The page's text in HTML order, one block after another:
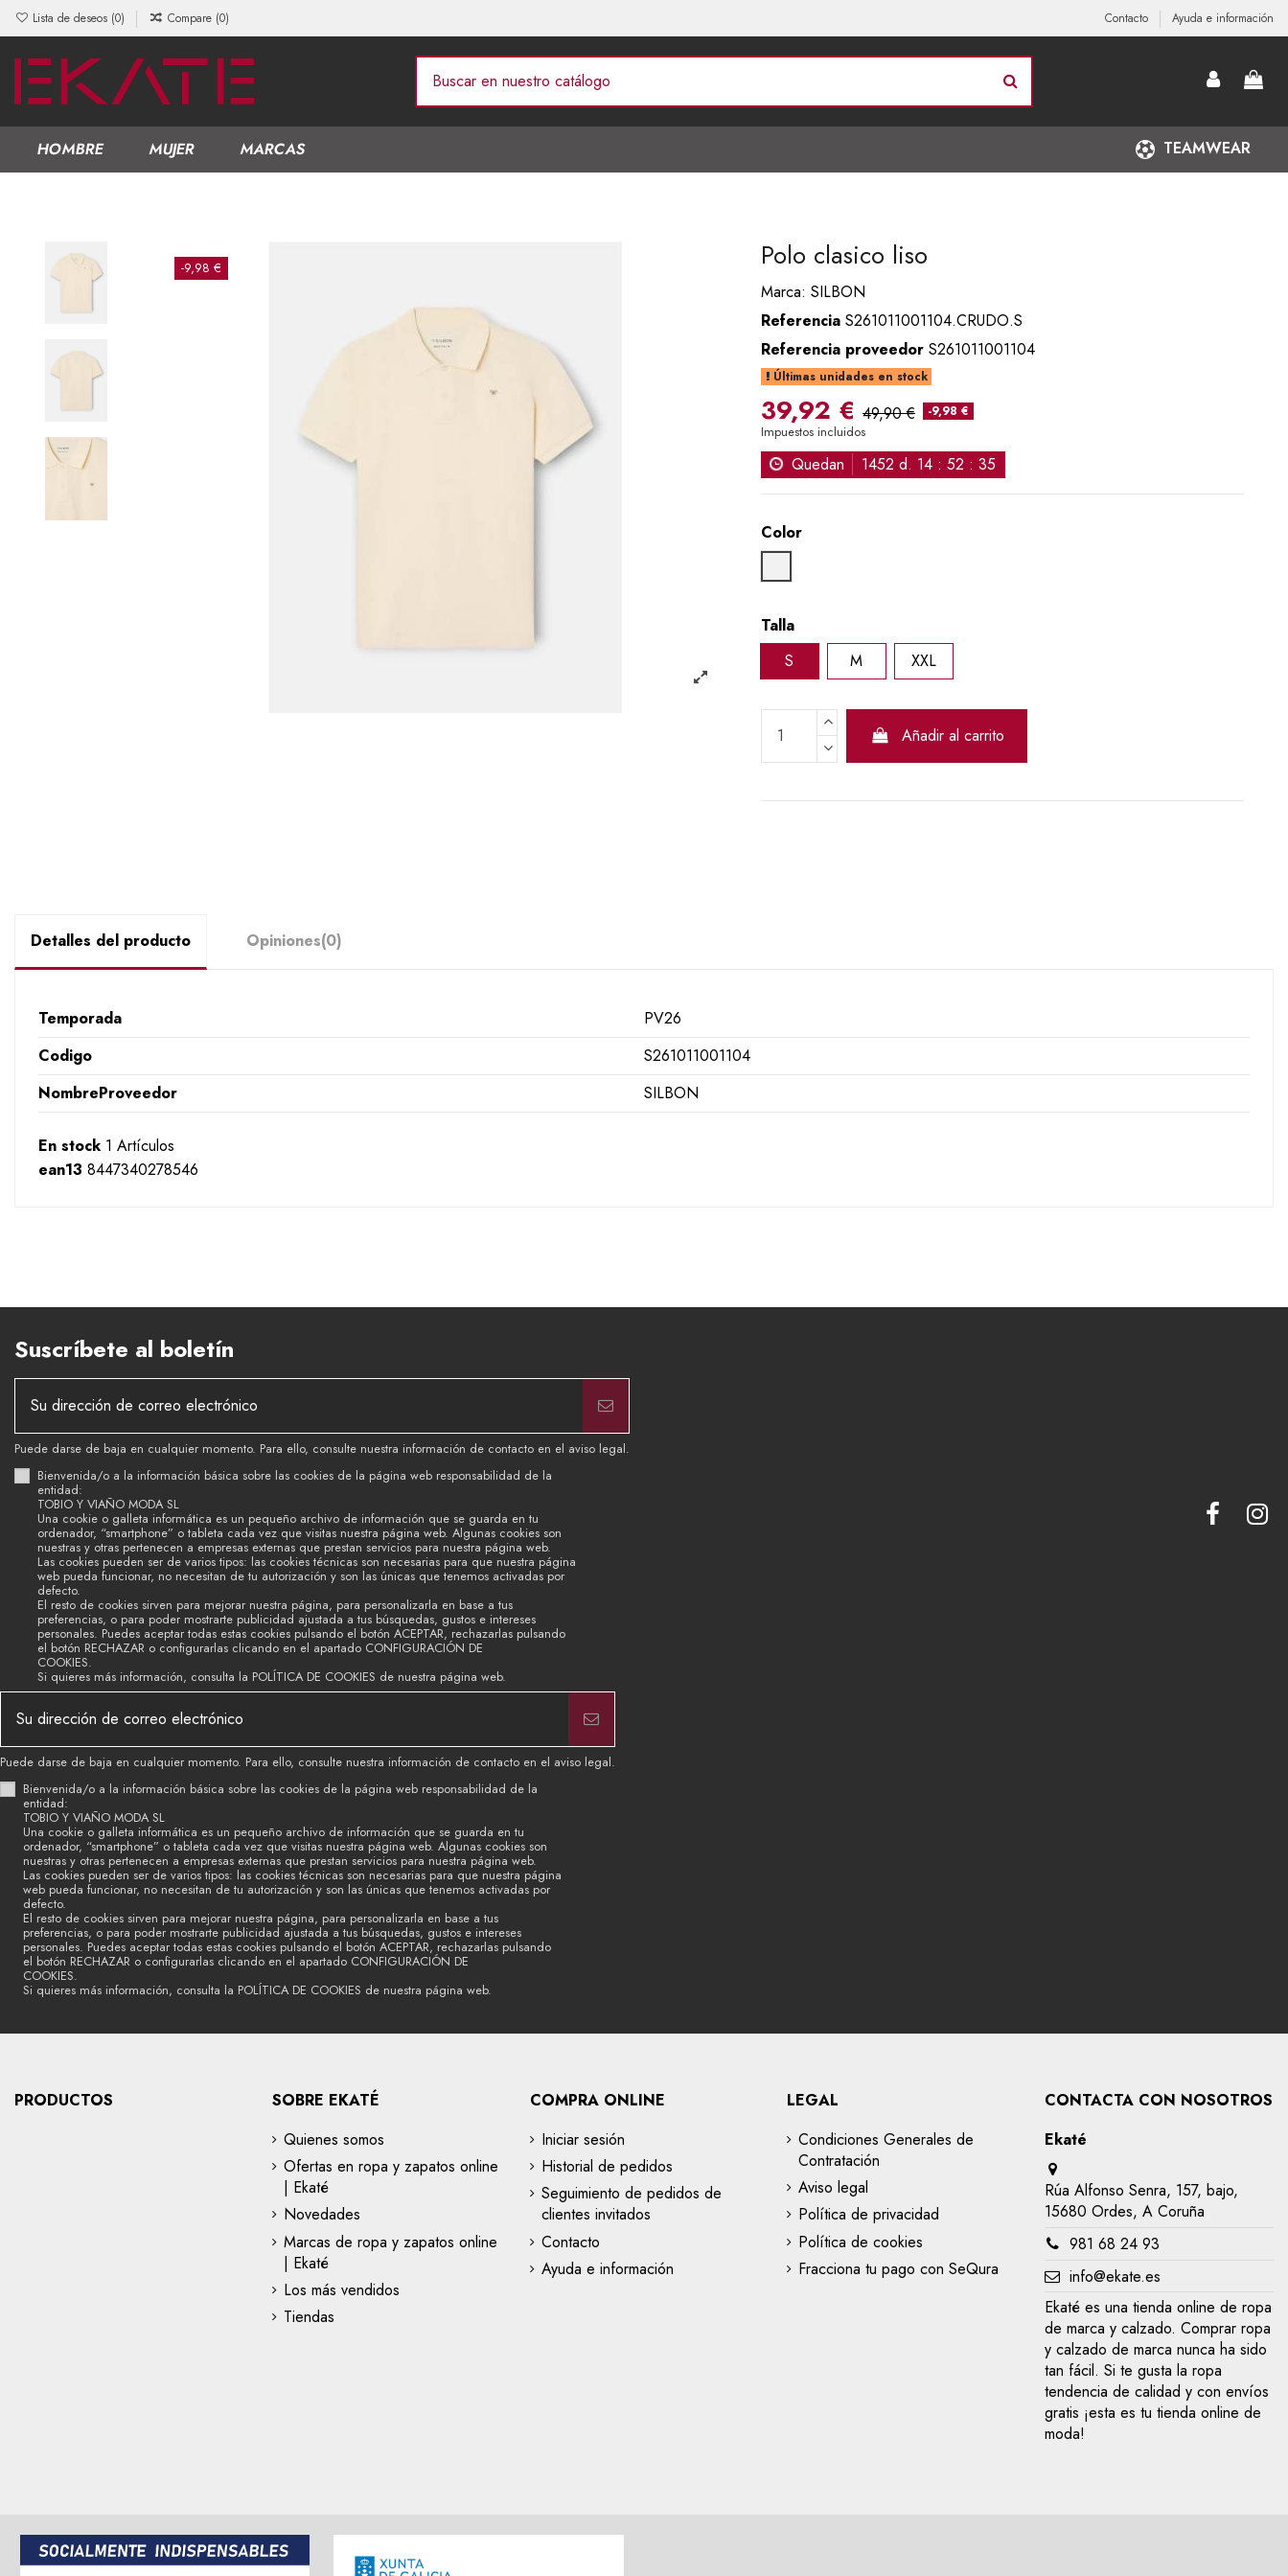
Lista de deseos (0) Compare (0) Contacto Ayuda e información
HOMBRE MUJER MARCAS TEAMWEAR
-9,98 € Polo clasico liso
Marca: SILBON
Referencia S261011001104.CRUDO.S
Referencia proveedor S261011001104
Últimas unidades en stock
39,92 € 49,90 € -9,98 €
Impuestos incluidos
Quedan 1452 d. 14 :52 :34
Color
Talla
S
M XXL
Añadir al carrito
Detalles del producto Opiniones(0)
Temporada
PV26
Codigo
S261011001104
NombreProveedor
SILBON
En stock 1 Artículos
ean13 8447340278546
Suscríbete al boletín
Puede darse de baja en cualquier momento. Para ello, consulte nuestra información de contacto en el aviso legal.
Bienvenida/o a la información básica sobre las cookies de la página web responsabilidad de la
entidad:
TOBIO Y VIAÑO MODA SL
Una cookie o galleta informática es un pequeño archivo de información que se guarda en tu
ordenador, “smartphone” o tableta cada vez que visitas nuestra página web. Algunas cookies son
nuestras y otras pertenecen a empresas externas que prestan servicios para nuestra página web.
Las cookies pueden ser de varios tipos: las cookies técnicas son necesarias para que nuestra página
web pueda funcionar, no necesitan de tu autorización y son las únicas que tenemos activadas por
defecto.
El resto de cookies sirven para mejorar nuestra página, para personalizarla en base a tus
preferencias, o para poder mostrarte publicidad ajustada a tus búsquedas, gustos e intereses
personales. Puedes aceptar todas estas cookies pulsando el botón ACEPTAR, rechazarlas pulsando
el botón RECHAZAR o configurarlas clicando en el apartado CONFIGURACIÓN DE
COOKIES.
Si quieres más información, consulta la POLÍTICA DE COOKIES de nuestra página web.
Puede darse de baja en cualquier momento. Para ello, consulte nuestra información de contacto en el aviso legal.
Bienvenida/o a la información básica sobre las cookies de la página web responsabilidad de la
entidad:
TOBIO Y VIAÑO MODA SL
Una cookie o galleta informática es un pequeño archivo de información que se guarda en tu
ordenador, “smartphone” o tableta cada vez que visitas nuestra página web. Algunas cookies son
nuestras y otras pertenecen a empresas externas que prestan servicios para nuestra página web.
Las cookies pueden ser de varios tipos: las cookies técnicas son necesarias para que nuestra página
web pueda funcionar, no necesitan de tu autorización y son las únicas que tenemos activadas por
defecto.
El resto de cookies sirven para mejorar nuestra página, para personalizarla en base a tus
preferencias, o para poder mostrarte publicidad ajustada a tus búsquedas, gustos e intereses
personales. Puedes aceptar todas estas cookies pulsando el botón ACEPTAR, rechazarlas pulsando
el botón RECHAZAR o configurarlas clicando en el apartado CONFIGURACIÓN DE
COOKIES.
Si quieres más información, consulta la POLÍTICA DE COOKIES de nuestra página web.
PRODUCTOS
SOBRE EKATÉ
Quienes somos
Ofertas en ropa y zapatos online
| Ekaté
Novedades
Marcas de ropa y zapatos online
| Ekaté
Los más vendidos
Tiendas
COMPRA ONLINE
Iniciar sesión
Historial de pedidos
Seguimiento de pedidos de
clientes invitados
Contacto
Ayuda e información
LEGAL
Condiciones Generales de
Contratación
Aviso legal
Política de privacidad
Política de cookies
Fracciona tu pago con SeQura
CONTACTA CON NOSOTROS
Ekaté
Rúa Alfonso Senra, 157, bajo,
15680 Ordes, A Coruña
981 68 24 93
info@ekate.es
Ekaté es una tienda online de ropa
de marca y calzado. Comprar ropa
y calzado de marca nunca ha sido
tan fácil. Si te gusta la ropa
tendencia de calidad y con envíos
gratis ¡esta es tu tienda online de
moda!